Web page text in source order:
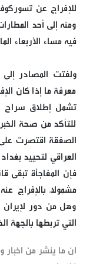
للإفراج عن
ومنه إلى أحد
فيه مساء الأربعاء
ولفتت المصادر إلى
معرفة ما إذا كان
تشمل إطلاق سراح
للتأكد من صحة
الصفقة اقتصرت على
العراقي لتحييد
فإن المفاجأة تبقى
مشمولاً بالإفراج
وهل من دور لإيران
التي تربطها بالجهة
ان ما ينشر من اخبار